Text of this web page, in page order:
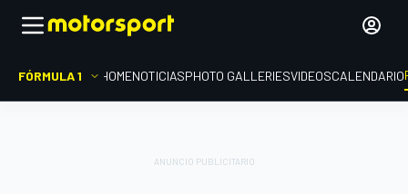
FÓRMULA 1 HOMENOTICIASPHOTO GALLERIESVIDEOSCALENDARIO